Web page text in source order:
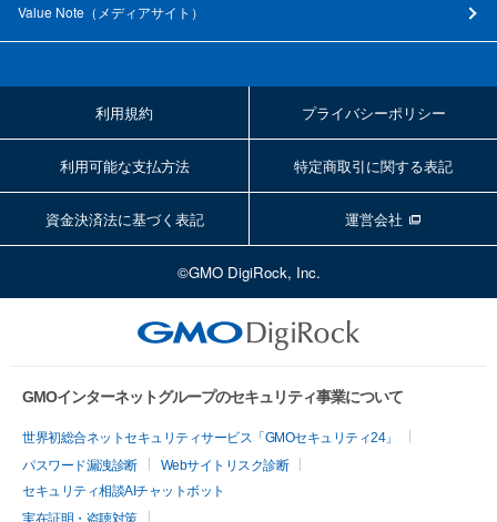
Value Note（ メディアサイト ）
利用規約 プライバシーポリシー
利用可能な支払方法 特定商取引に関する表記
資金決済法に基づく表記 運営会社
©GMO DigiRock, Inc.
GMOインターネットグループのセキュリティ事業について
世界初総合ネットセキュリティサービス「GMOセキュリティ24」
パスワード漏洩診断
Webサイトリスク診断
セキュリティ相談AIチャットボット
実在証明・盗聴対策